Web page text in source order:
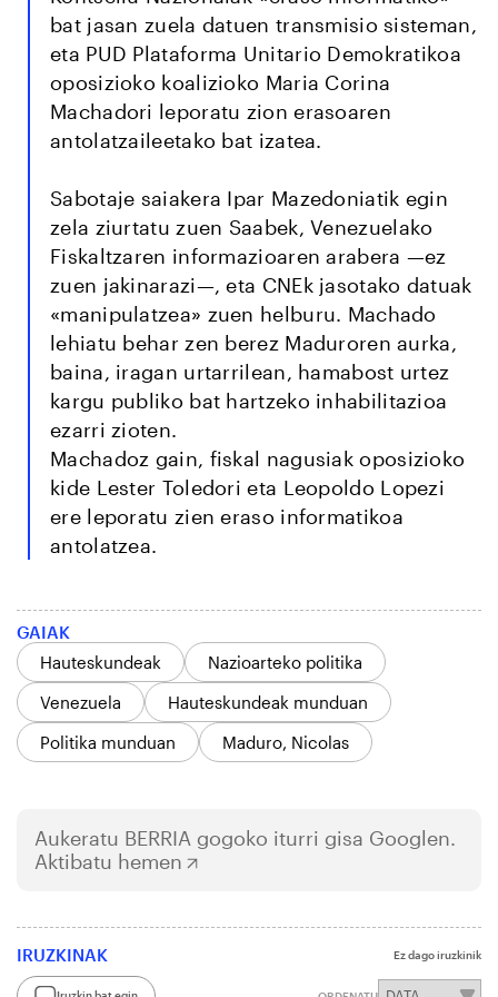
bat jasan zuela datuen transmisio sisteman,
eta PUD Plataforma Unitario Demokratikoa
oposizioko koalizioko Maria Corina
Machadori leporatu zion erasoaren
antolatzaileetako bat izatea.
Sabotaje saiakera Ipar Mazedoniatik egin
zela ziurtatu zuen Saabek, Venezuelako
Fiskaltzaren informazioaren arabera —ez
zuen jakinarazi—, eta CNEk jasotako datuak
«manipulatzea» zuen helburu. Machado
lehiatu behar zen berez Maduroren aurka,
baina, iragan urtarrilean, hamabost urtez
kargu publiko bat hartzeko inhabilitazioa
ezarri zioten.
Machadoz gain, fiskal nagusiak oposizioko
kide Lester Toledori eta Leopoldo Lopezi
ere leporatu zien eraso informatikoa
antolatzea.
GAIAK
Hauteskundeak
Nazioarteko politika
Venezuela
Hauteskundeak munduan
Politika munduan
Maduro, Nicolas
Aukeratu BERRIA gogoko iturri gisa Googlen.
Aktibatu hemen
IRUZKINAK Ez dago iruzkinik